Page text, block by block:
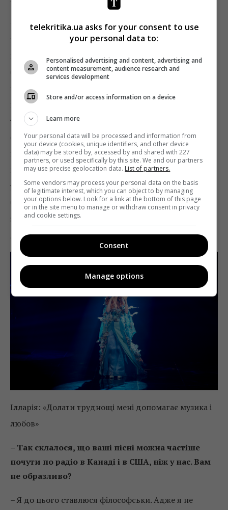
– Це була закоханість, іскра. На парі з фольклору
викладач нам поставила архівні записи (записані
наживо під час поїздок по українських селах)
бабусь, які співають веснянки. Я пам’ятаю, як мене
це зачепило, я навіть розплакалася. Після цього
почала вивчати фольклор, сама їздити в поїздки, а
також аранжувати фольклорні пісні (серед моїх
сольних альбомів є диск рідкісних українських
народних пісень в сучасному звучанні). З того часу
не сумніваюся у своєму шляху. Хочу представляти
українську культуру свіжо, по-новому. А
Євробачення – прекрасна сцена, щоб звернути цю
задачу не тільки на свою користь, але і на користь
державі.
Ілларія: «Долати труднощі мені допомагає музика і
любов»
– Так склалося, що ваші пісні можна частіше
почути по радіо в Канаді і в США, ніж у нас. Вам
не образливо?
– Я до цього ставлюся філософськи. Адже я не
telekritika.ua asks for your consent to use
your personal data to:
Personalised advertising and content, advertising and
content measurement, audience research and
services development
Store and/or access information on a device
Learn more
Your personal data will be processed and information from
your device (cookies, unique identifiers, and other device
data) may be stored by, accessed by and shared with 227
partners, or used specifically by this site. We and our partners
may use precise geolocation data. List of partners.
Some vendors may process your personal data on the basis
of legitimate interest, which you can object to by managing
your options below. Look for a link at the bottom of this page
or in the site menu to manage or withdraw consent in privacy
and cookie settings.
Consent
Manage options